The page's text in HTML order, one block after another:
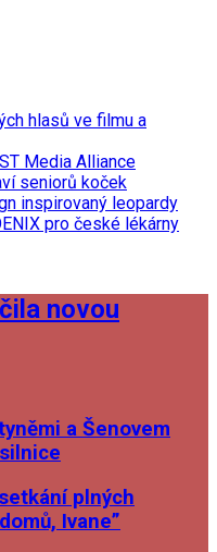
hlasů ve filmu a
Media Alliance
seniorů koček
inspirovaný leopardy
pro české lékárny
novou
a Šenovem
plných
Ivane”